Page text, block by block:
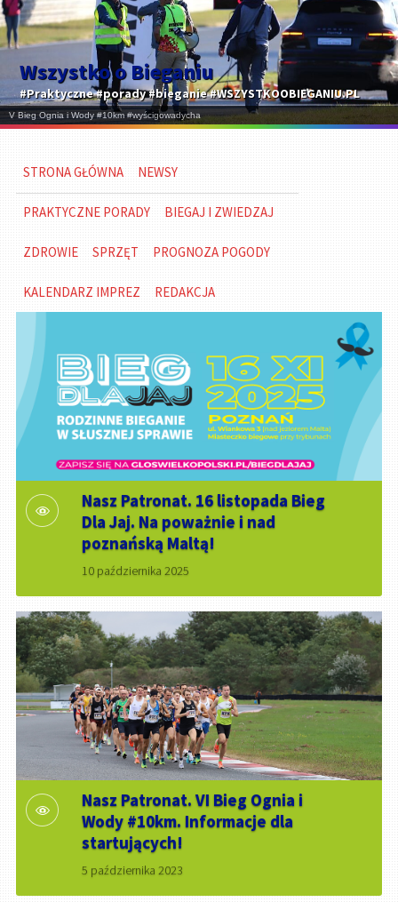
Wszystko o Bieganiu
#Praktyczne #porady #bieganie #WSZYSTKOOBIEGANIU.PL
STRONA GŁÓWNA NEWSY
PRAKTYCZNE PORADY BIEGAJ I ZWIEDZAJ
ZDROWIE SPRZĘT PROGNOZA POGODY
KALENDARZ IMPREZ REDAKCJA
Nasz Patronat. 16 listopada Bieg
Dla Jaj. Na poważnie i nad
poznańską Maltą!
10 października 2025
Nasz Patronat. VI Bieg Ognia i
Wody #10km. Informacje dla
startujących!
5 października 2023